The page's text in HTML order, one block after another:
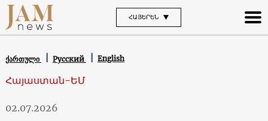
ՀԱՅԵՐԵՆ
ქართული Русский English
Հայաստան-ԵՄ
02.07.2026